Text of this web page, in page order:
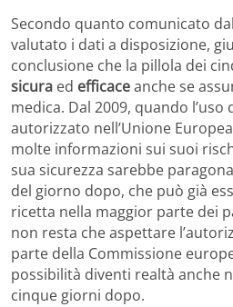
Secondo quanto comunicato
valutato i dati a disposizione,
conclusione che la pillola dei
sicura ed efficaceanche se
medica. Dal 2009, quando l’uso
autorizzato nell’Unione
molte informazioni sui suoi
sua sicurezza sarebbe
del giorno dopo, che può già
ricetta nella maggior parte dei
non resta che aspettare
parte della Commissione
possibilità diventi realtà anche
cinque giorni dopo.